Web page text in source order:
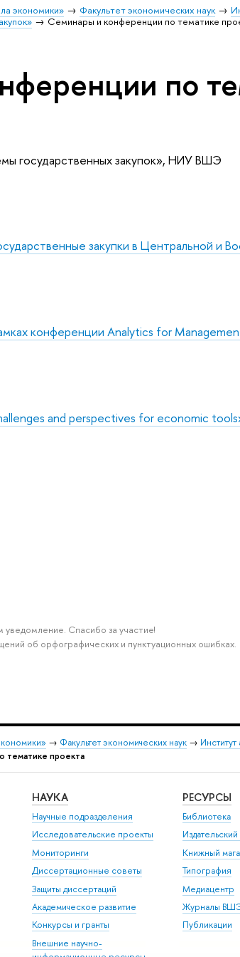
экономики» Факультет экономических наук
Семинары и конференции по тематике
по
государственных закупок», НИУ ВШЭ
закупки в Центральной и
конференции Analytics for
and perspectives for economic
Спасибо за участие!
об орфографических и пунктуационных ошибках.
→ Факультет экономических наук →
тематике проекта
НАУКА
Научные подразделения
Исследовательские проекты
Мониторинги
Диссертационные советы
Защиты диссертаций
Академическое развитие
Конкурсы и гранты
Внешние научно-
РЕСУРСЫ
Библиотека
Книжный
Типография
Медиацентр
Журналы
Публикации